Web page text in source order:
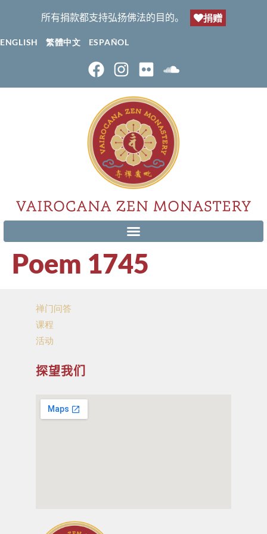
所有捐款都支持弘扬佛法的目的。 捐赠
ENGLISH 繁體中文 ESPAÑOL
Poem 1745
禅门问答
课程
活动
探望我们